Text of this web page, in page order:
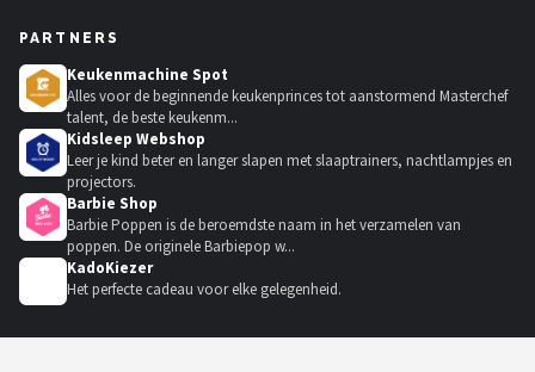
PARTNERS
Keukenmachine Spot
Alles voor de beginnende keukenprinces tot aanstormend Masterchef
talent, de beste keukenm...
Kidsleep Webshop
Leer je kind beter en langer slapen met slaaptrainers, nachtlampjes en
projectors.
Barbie Shop
Barbie Poppen is de beroemdste naam in het verzamelen van
poppen. De originele Barbiepop w...
KadoKiezer
Het perfecte cadeau voor elke gelegenheid.